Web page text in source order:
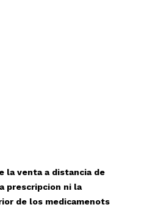
la venta a distancia de
prescripcion ni la
de los medicamenots